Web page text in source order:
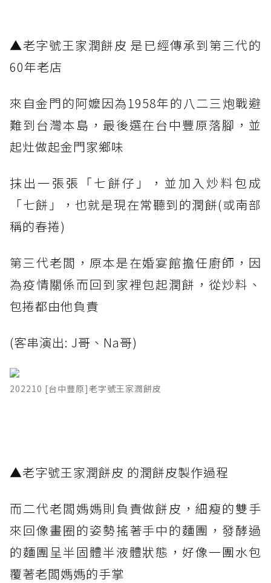
▲老字號王家潤餅皮 是已經傳承到第三代的
60年老店
來自金門的阿嬤因為1958年的八二三炮戰避
難到台灣本島，最後選在台中豐原落腳，並
起灶做起金門家鄉味
抹出一張張「七餅仔」，並加入炒料包成
「七餅」，也就是現在常聽到的潤餅(或南部
稱的春捲)
第三代老闆，原本是在婚宴館擔任廚師，因
為疫情關係而回到家裡包起潤餅，從炒料、
包捲都由他負責
(客串演出: J哥、Na哥)
202210 [台中豐原]老字號王家潤餅皮
▲老字號王家潤餅皮 的潤餅皮製作過程
而二代老闆媽媽則負責做餅皮，細瘦的雙手
來回像畫圈的姿勢搖著手中的麵團，發酵過
的麵團呈半固體半液體狀態，好像一團水包
覆著老闆媽媽的手掌